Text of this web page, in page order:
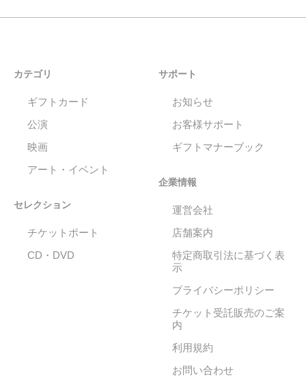
カテゴリ
ギフトカード
公演
映画
アート・イベント
セレクション
チケットポート
CD・DVD
サポート
お知らせ
お客様サポート
ギフトマナーブック
企業情報
運営会社
店舗案内
特定商取引法に基づく表
示
プライバシーポリシー
チケット受託販売のご案
内
利用規約
お問い合わせ